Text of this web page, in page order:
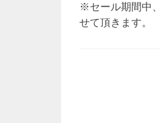
※セール期間中
せて頂きます。